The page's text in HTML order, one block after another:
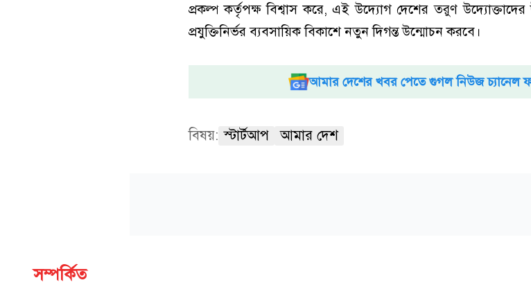
প্রকল্প কর্তৃপক্ষ বিশ্বাস করে, এই উদ্যোগ দেশের তরুণ উদ্যোক্তাদের
প্রযুক্তিনির্ভর ব্যবসায়িক বিকাশে নতুন দিগন্ত উন্মোচন করবে।
আমার দেশের খবর পেতে গুগল নিউজ চ্যানেল
বিষয়: স্টার্টআপ আমার দেশ
সম্পর্কিত